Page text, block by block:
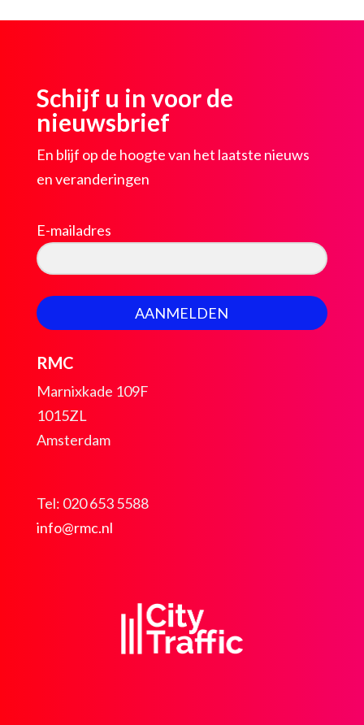
Schijf u in voor de
nieuwsbrief
En blijf op de hoogte van het laatste nieuws
en veranderingen
E-mailadres
AANMELDEN
RMC
Marnixkade 109F
1015ZL
Amsterdam
Tel: 020 653 5588
info@rmc.nl